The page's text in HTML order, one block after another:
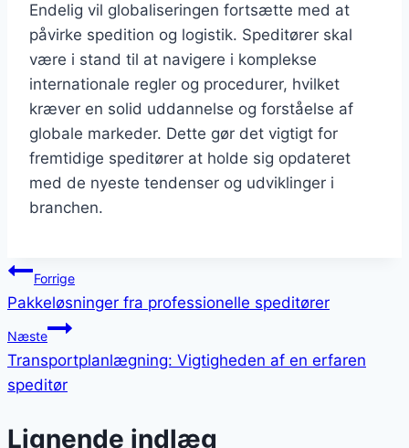
Endelig vil globaliseringen fortsætte med at
påvirke spedition og logistik. Speditører skal
være i stand til at navigere i komplekse
internationale regler og procedurer, hvilket
kræver en solid uddannelse og forståelse af
globale markeder. Dette gør det vigtigt for
fremtidige speditører at holde sig opdateret
med de nyeste tendenser og udviklinger i
branchen.
Indlægsnavigation
Forrige
Pakkeløsninger fra professionelle speditører
Næste
Transportplanlægning: Vigtigheden af en erfaren
speditør
Lignende indlæg